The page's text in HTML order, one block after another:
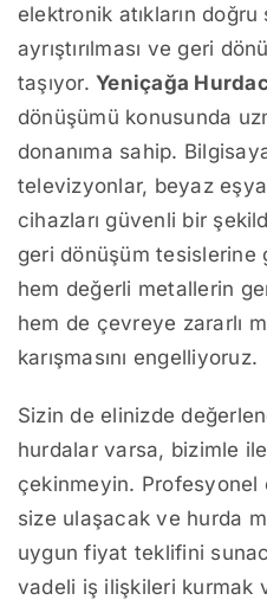
elektronik atıkların
ayrıştırılması ve geri
taşıyor.Yeniçağa
dönüşümü konusunda
donanıma sahip.
televizyonlar, beyaz
cihazları güvenli bir
geri dönüşüm tesislerine
hem değerli metallerin
hem de çevreye zararlı
karışmasını engelliyoruz.
Sizin de elinizde
hurdalar varsa, bizimle
çekinmeyin. Profesyonel
size ulaşacak ve hurda
uygun fiyat teklifini
vadeli iş ilişkileri kurmak